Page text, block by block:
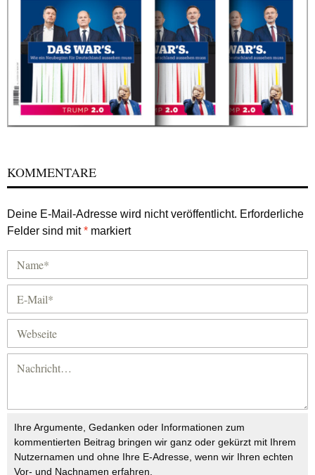
KOMMENTARE
Deine E-Mail-Adresse wird nicht veröffentlicht. Erforderliche
Felder sind mit* markiert
Ihre Argumente, Gedanken oder Informationen zum
kommentierten Beitrag bringen wir ganz oder gekürzt mit Ihrem
Nutzernamen und ohne Ihre E-Adresse, wenn wir Ihren echten
Vor- und Nachnamen erfahren.